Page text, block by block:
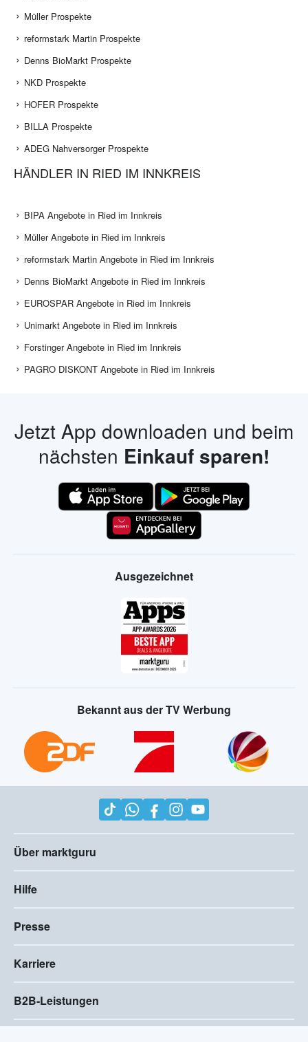
Müller Prospekte
reformstark Martin Prospekte
Denns BioMarkt Prospekte
NKD Prospekte
HOFER Prospekte
BILLA Prospekte
ADEG Nahversorger Prospekte
HÄNDLER IN RIED IM INNKREIS
BIPA Angebote in Ried im Innkreis
Müller Angebote in Ried im Innkreis
reformstark Martin Angebote in Ried im Innkreis
Denns BioMarkt Angebote in Ried im Innkreis
EUROSPAR Angebote in Ried im Innkreis
Unimarkt Angebote in Ried im Innkreis
Forstinger Angebote in Ried im Innkreis
PAGRO DISKONT Angebote in Ried im Innkreis
Jetzt App downloaden und beim
nächsten Einkauf sparen!
Ausgezeichnet
Bekannt aus der TV Werbung
Über marktguru
Hilfe
Presse
Karriere
B2B-Leistungen